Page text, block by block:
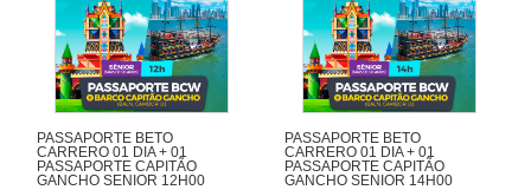
PASSAPORTE BETO
CARRERO 01 DIA + 01
PASSAPORTE CAPITÃO
GANCHO SENIOR 12H00
PASSAPORTE BETO
CARRERO 01 DIA + 01
PASSAPORTE CAPITÃO
GANCHO SENIOR 14H00